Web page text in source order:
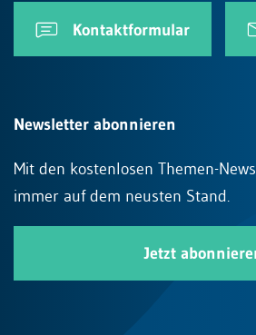
Kontaktformular
Newsletter abonnieren
Mit den kostenlosen Themen-
immer auf dem neusten Stand.
Jetzt